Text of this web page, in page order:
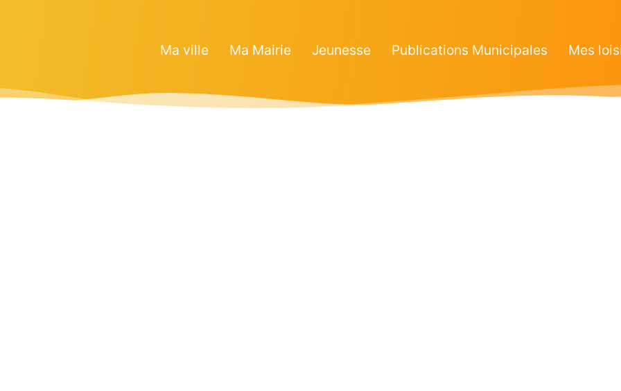
Ma ville Ma Mairie Jeunesse Publications Municipales Mes